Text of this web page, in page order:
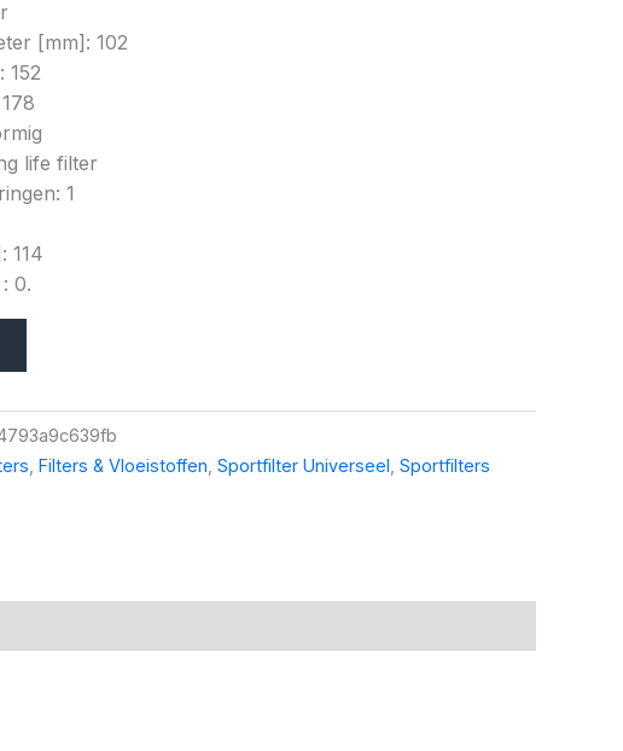
[mm]: 102
152
life filter
1
114
0.
Filters & Vloeistoffen Sportfilter Universeel Sportfilters